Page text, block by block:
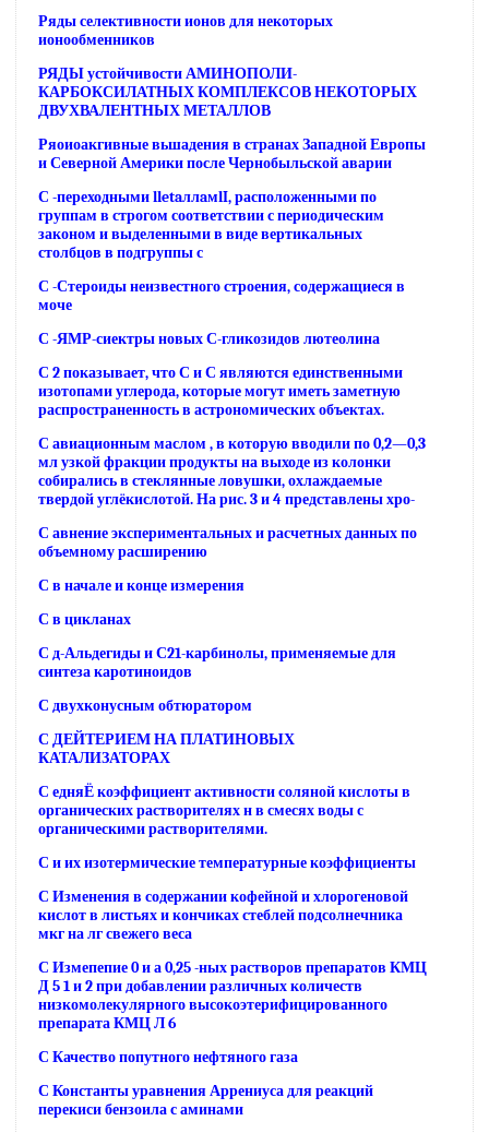
Ряды селективности ионов для некоторых
ионообменников
РЯДЫ устойчивости АМИНОПОЛИ-
КАРБОКСИЛАТНЫХ КОМПЛЕКСОВ НЕКОТОРЫХ
ДВУХВАЛЕНТНЫХ МЕТАЛЛОВ
Ряоиоакгивные вьшадения в странах Западной Европы
и Северной Америки после Чернобыльской аварии
С -переходными lletaллaмlI, расположенными по
группам в строгом соответствии с периодическим
законом и выделенными в виде вертикальных
столбцов в подгруппы с
С -Стероиды неизвестного строения, содержащиеся в
моче
С -ЯМР-сиектры новых С-гликозидов лютеолина
С 2 показывает, что С и С являются единственными
изотопами углерода, которые могут иметь заметную
распространенность в астрономических объектах.
С авиационным маслом , в которую вводили по 0,2—0,3
мл узкой фракции продукты на выходе из колонки
собирались в стеклянные ловушки, охлаждаемые
твердой углёкислотой. На рис. 3 и 4 представлены хро-
С авнение экспериментальных и расчетных данных по
объемному расширению
С в начале и конце измерения
С в цикланах
С д-Альдегиды и С21-карбинолы, применяемые для
синтеза каротиноидов
С двухконусным обтюратором
С ДЕЙТЕРИЕМ НА ПЛАТИНОВЫХ
КАТАЛИЗАТОРАХ
С едняЁ коэффициент активности соляной кислоты в
органических растворителях н в смесях воды с
органическими растворителями.
С и их изотермические температурные коэффициенты
С Изменения в содержании кофейной и хлорогеновой
кислот в листьях и кончиках стеблей подсолнечника
мкг на лг свежего веса
С Измепепие 0 и а 0,25 -ных растворов препаратов КМЦ
Д 5 1 и 2 при добавлении различных количеств
низкомолекулярного высокоэтерифицированного
препарата КМЦ Л 6
С Качество попутного нефтяного газа
С Константы уравнения Аррениуса для реакций
перекиси бензоила с аминами